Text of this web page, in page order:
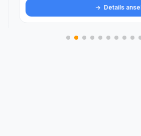
Details ansehen